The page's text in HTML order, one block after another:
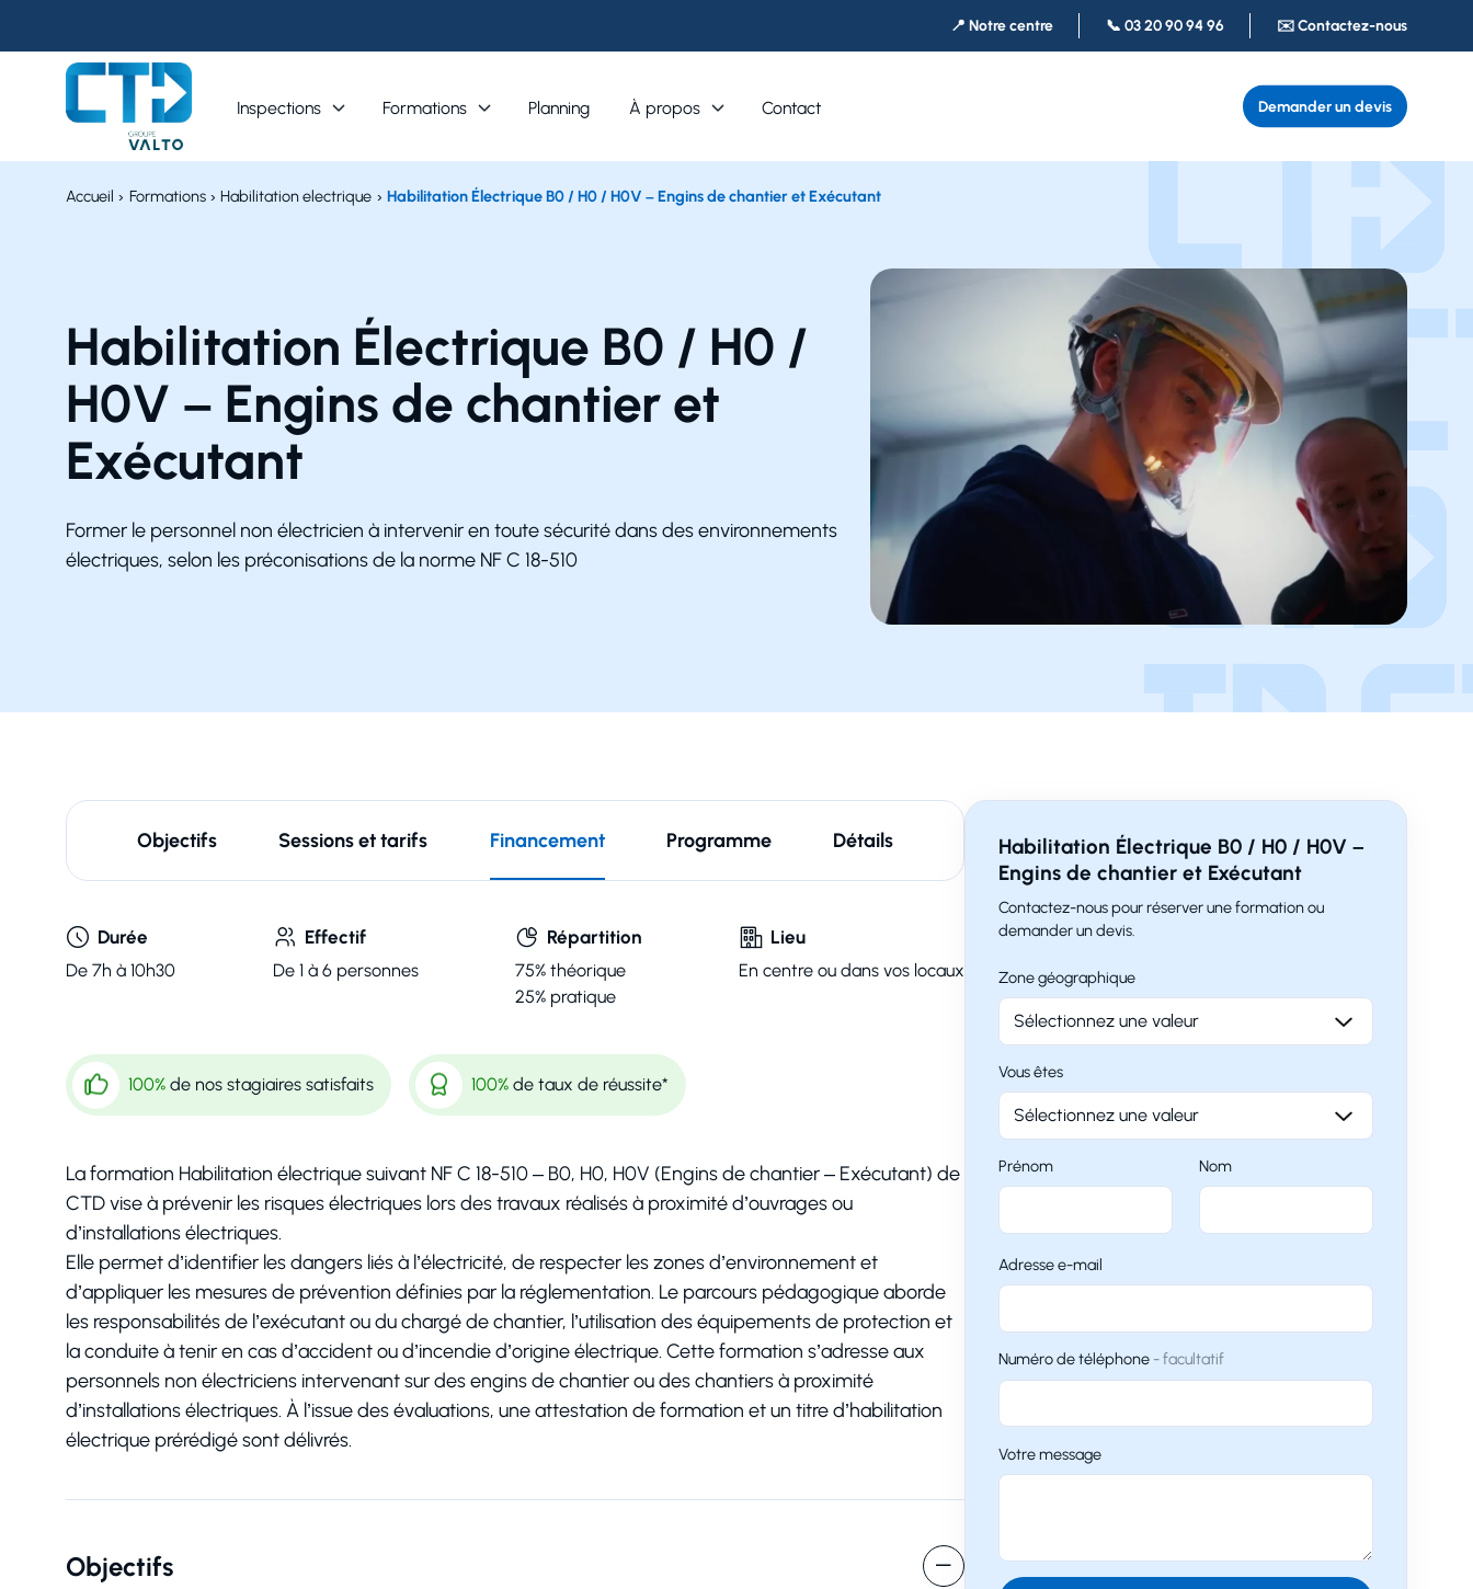
📍 Notre centre 📞 03 20 90 94 96 ✉️ Contactez-nous
Inspections Formations Planning À propos Contact Demander un devis
Accueil Formations Habilitation electrique Habilitation Électrique B0 / H0 / H0V – Engins de chantier et Exécutant
Habilitation Électrique B0 / H0 /
H0V – Engins de chantier et
Exécutant
Former le personnel non électricien à intervenir en toute sécurité dans des environnements
électriques, selon les préconisations de la norme NF C 18-510
Objectifs Sessions et tarifs Financement Programme Détails
Durée
De 7h à 10h30
Effectif
De 1 à 6 personnes
Répartition
75% théorique
25% pratique
Lieu
En centre ou dans vos locaux
100%de nos stagiaires satisfaits 100%de taux de réussite*
La formation Habilitation électrique suivant NF C 18-510 – B0, H0, H0V (Engins de chantier – Exécutant) de
CTD vise à prévenir les risques électriques lors des travaux réalisés à proximité d’ouvrages ou
d’installations électriques.
Elle permet d’identifier les dangers liés à l’électricité, de respecter les zones d’environnement et
d’appliquer les mesures de prévention définies par la réglementation. Le parcours pédagogique aborde
les responsabilités de l’exécutant ou du chargé de chantier, l’utilisation des équipements de protection et
la conduite à tenir en cas d’accident ou d’incendie d’origine électrique. Cette formation s’adresse aux
personnels non électriciens intervenant sur des engins de chantier ou des chantiers à proximité
d’installations électriques. À l’issue des évaluations, une attestation de formation et un titre d’habilitation
électrique prérédigé sont délivrés.
Objectifs
Habilitation Électrique B0 / H0 / H0V –
Engins de chantier et Exécutant
Contactez-nous pour réserver une formation ou
demander un devis.
Zone géographique
Vous êtes
Prénom Nom
Adresse e-mail
Numéro de téléphone facultatif
Votre message